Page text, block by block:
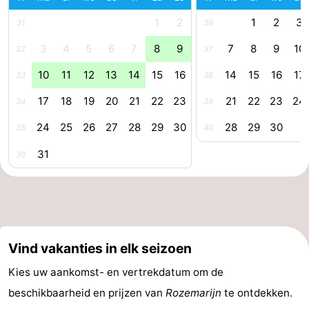
aan
Zee
Noordhollands
duinreservaat
Wijk
Kennermerland
Haarlem
Zandvoort
Zuid-
Leiden
Bollenstreek
-
Natuur
-
31 1 2
32 3 4 5 6 7 8 9
33 10 11 12 13 14 15 16
34 17 18 19 20 21 22 23
35 24 25 26 27 28 29 30
36 31
36 1 2 3
37 7 8 9 10
38 14 15 16 17
39 21 22 23 24
40 28 29 30
Vind vakanties in elk seizoen
Kies uw aankomst- en vertrekdatum om de
beschikbaarheid en prijzen van Rozemarijn te ontdekken.